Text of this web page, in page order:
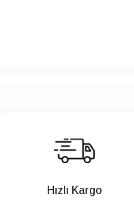
Hızlı Kargo